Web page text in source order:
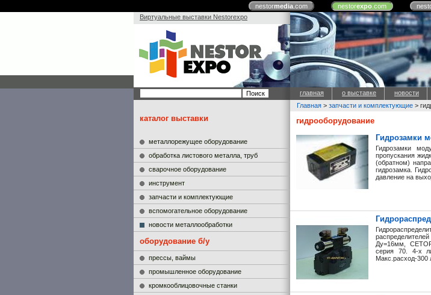
nestormedia.com nestorexpo.com
Виртуальные выставки Nestorexpo
главная о выставке новости
каталог выставки
металлорежущее оборудование
обработка листового металла, труб
сварочное оборудование
инструмент
запчасти и комплектующие
вспомогательное оборудование
новости металлообработки
оборудование б/у
прессы, ваймы
промышленное оборудование
кромкооблицовочные станки
Главная > запчасти и комплектующие >
гидрооборудование
Гидрозамки
Гидрозамки
пропускания
(обратном)
гидрозамка.
давление на
Ду=16мм, СЕТОР
серия 70. 4-х
Макс.расход-300